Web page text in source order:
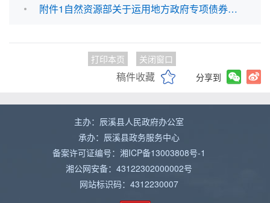
附件1自然资源部关于运用地方政府专项债券资金收回收购存量闲置土地的通知.pdf
打印本页 关闭窗口
稿件收藏 分享到
主办：辰溪县人民政府办公室
承办：辰溪县政务服务中心
备案许可证编号：湘ICP备13003808号-1
湘公网安备：43122302000002号
网站标识码：4312230007